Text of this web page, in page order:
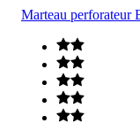
Marteau perforateur